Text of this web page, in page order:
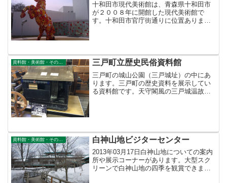
十和田市現代美術館は、青森県十和田市
が２００８年に開館した現代美術館で
す。十和田市官庁街通りに位置ありま
のページ
資料館・美術館・その他公共施設 三戸町立歴史民俗資料館
三戸町の城山公園（三戸城址）の中にあ
ります。三戸町の歴史資料を展示してい
る資料館です。天守閣風の三戸城温故館
白神山地ビジターセンター
2013年03月17日白神山地についての案内
所や展示コーナーがあります。大型スク
リーンで白神山地の四季を観賞できま